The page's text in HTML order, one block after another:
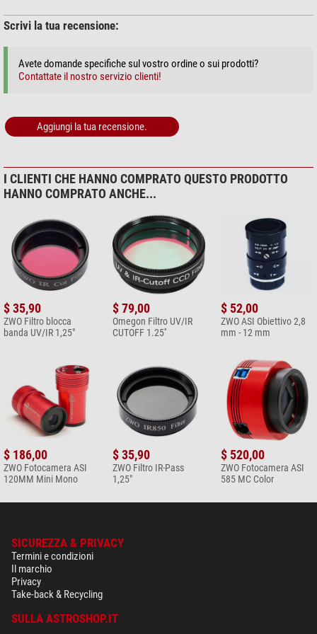
correttamente, il rapporto focale dovrebbe essere inferiore a f/10. È
essere utile l'uso di una lente di Barlow.
Come Barlow per l'ADC consigliamo:
(Bernd Gährken)
Scrivi la tua recensione:
Avete domande specifiche sul vostro ordine o sui prodotti?
Contattate il nostro servizio clienti!
Aggiungi la tua recensione.
I CLIENTI CHE HANNO COMPRATO QUESTO PRODOTTO
HANNO COMPRATO ANCHE...
$ 35,90
ZWO Filtro blocca
banda UV/IR 1,25"
$ 79,00
Omegon Filtro UV/IR
CUTOFF 1.25''
$ 52,00
ZWO ASI Obiettivo 2,8
mm - 12 mm
$ 186,00
ZWO Fotocamera ASI
120MM Mini Mono
$ 35,90
ZWO Filtro IR-Pass
1,25"
$ 520,00
ZWO Fotocamera ASI
585 MC Color
SICUREZZA & PRIVACY
Termini e condizioni
Il marchio
Privacy
Take-back & Recycling
SULLA ASTROSHOP.IT